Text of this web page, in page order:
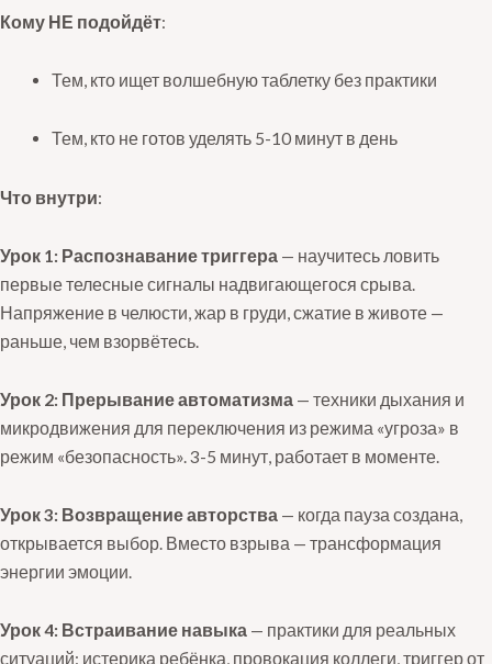
Кому НЕ подойдёт:
Тем, кто ищет волшебную таблетку без практики
Тем, кто не готов уделять 5-10 минут в день
Что внутри:
Урок 1: Распознавание триггера — научитесь ловить
первые телесные сигналы надвигающегося срыва.
Напряжение в челюсти, жар в груди, сжатие в животе —
раньше, чем взорвётесь.
Урок 2: Прерывание автоматизма — техники дыхания и
микродвижения для переключения из режима «угроза» в
режим «безопасность». 3-5 минут, работает в моменте.
Урок 3: Возвращение авторства — когда пауза создана,
открывается выбор. Вместо взрыва — трансформация
энергии эмоции.
Урок 4: Встраивание навыка — практики для реальных
ситуаций: истерика ребёнка, провокация коллеги, триггер от